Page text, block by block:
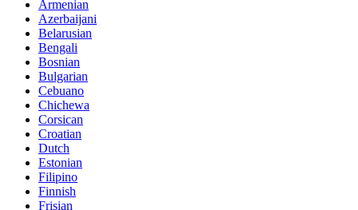
Armenian
Azerbaijani
Belarusian
Bengali
Bosnian
Bulgarian
Cebuano
Chichewa
Corsican
Croatian
Dutch
Estonian
Filipino
Finnish
Frisian